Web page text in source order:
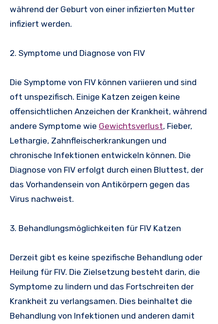
während der Geburt von einer infizierten Mutter
infiziert werden.
2. Symptome und Diagnose von FIV
Die Symptome von FIV können variieren und sind
oft unspezifisch. Einige Katzen zeigen keine
offensichtlichen Anzeichen der Krankheit, während
andere Symptome wie Gewichtsverlust, Fieber,
Lethargie, Zahnfleischerkrankungen und
chronische Infektionen entwickeln können. Die
Diagnose von FIV erfolgt durch einen Bluttest, der
das Vorhandensein von Antikörpern gegen das
Virus nachweist.
3. Behandlungsmöglichkeiten für FIV Katzen
Derzeit gibt es keine spezifische Behandlung oder
Heilung für FIV. Die Zielsetzung besteht darin, die
Symptome zu lindern und das Fortschreiten der
Krankheit zu verlangsamen. Dies beinhaltet die
Behandlung von Infektionen und anderen damit